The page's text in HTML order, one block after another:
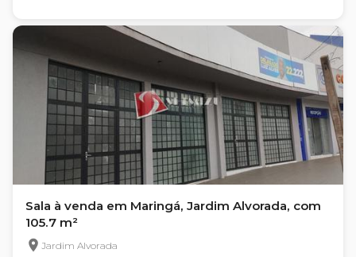
Sala à venda em Maringá, Jardim Alvorada, com
105.7 m²
Jardim Alvorada